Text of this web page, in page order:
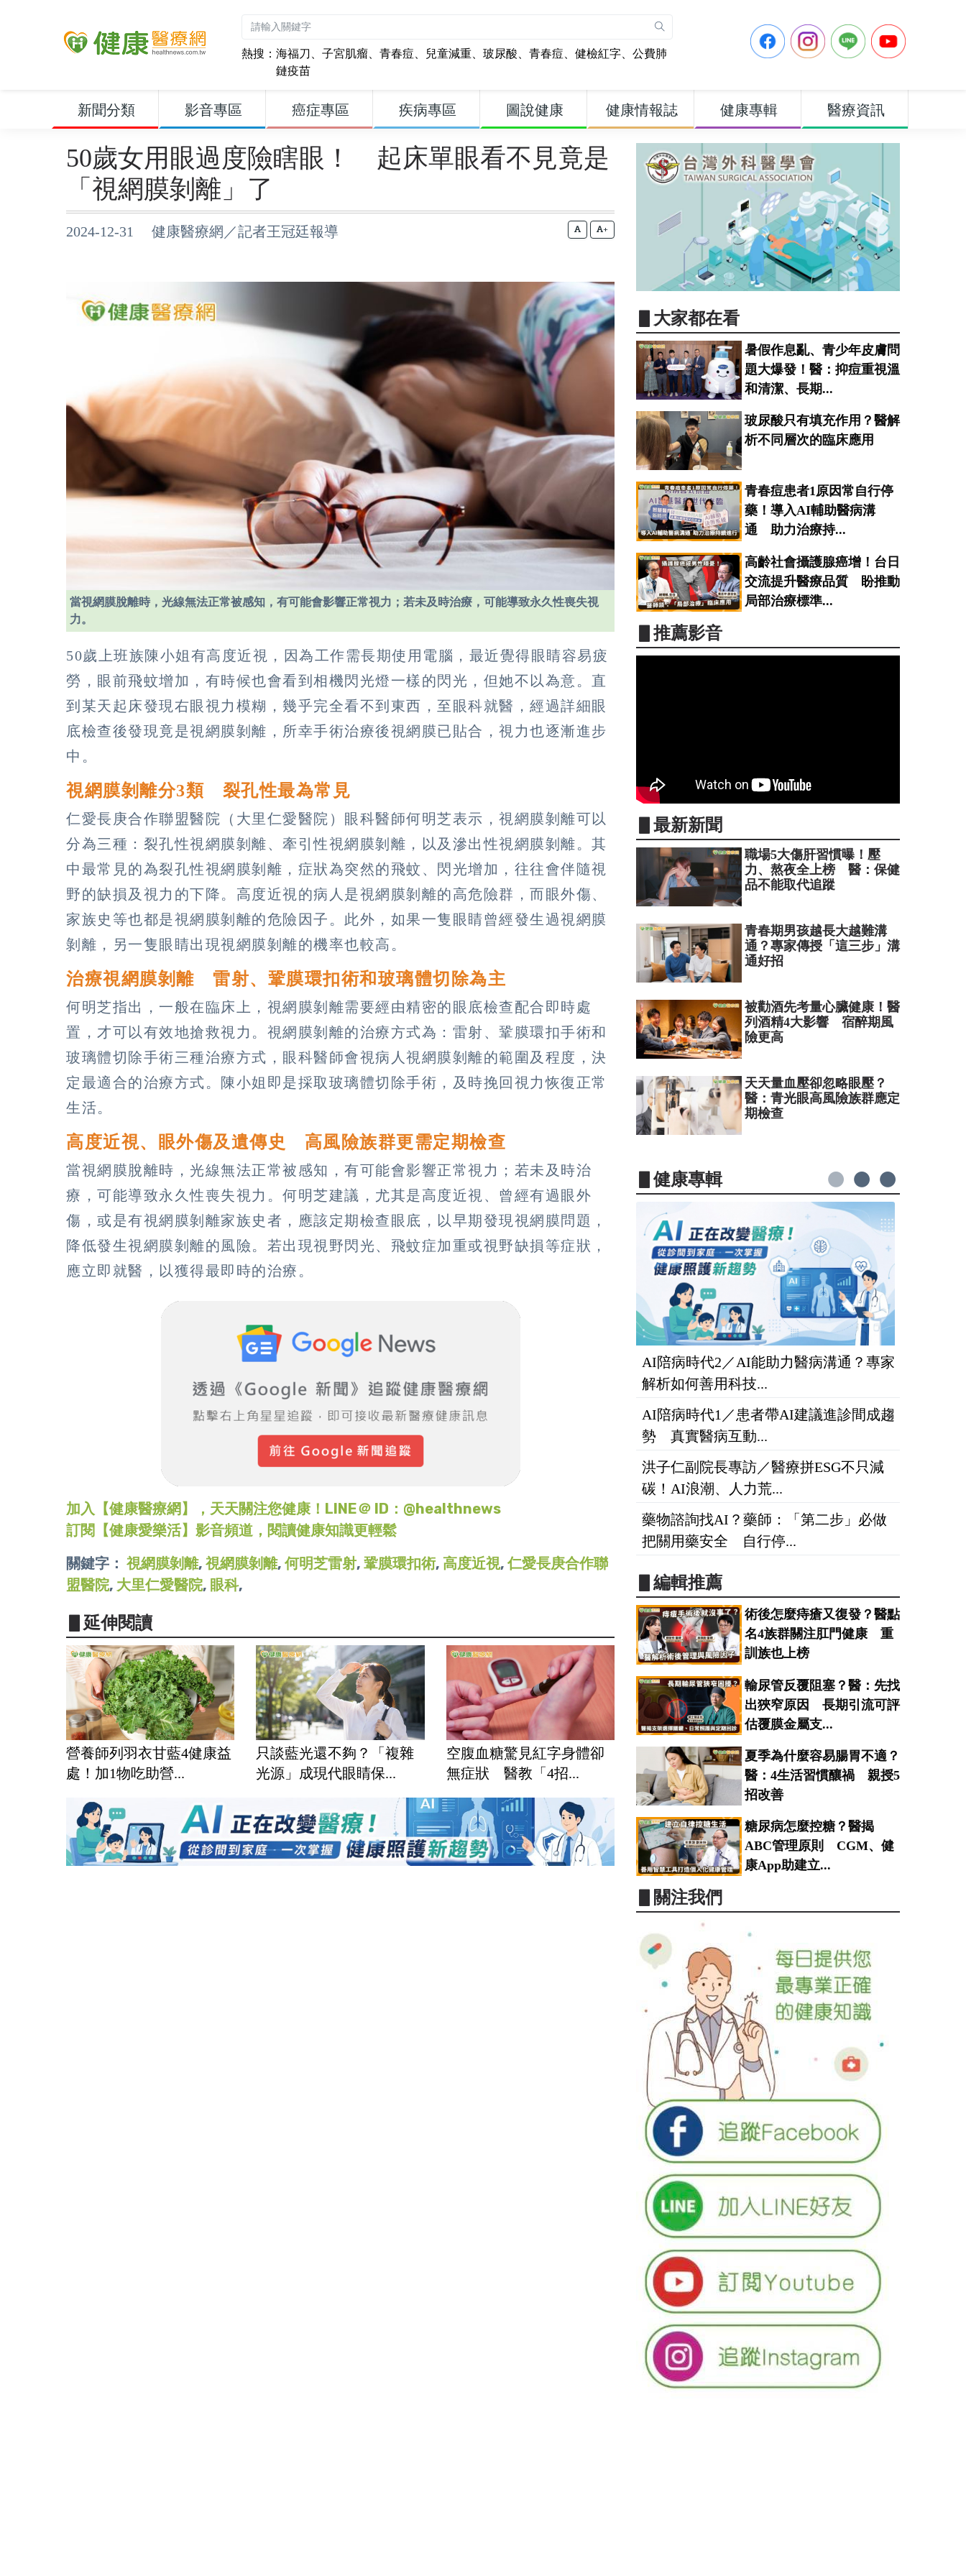
熱搜： 海福刀 、 子宮肌瘤、 青春痘、 兒童減重、 玻尿酸、 青春痘、 健檢紅字、 公費肺
鏈疫苗
新聞分類 影音專區 癌症專區 疾病專區 圖說健康 健康情報誌 健康專輯 醫療資訊
50歲女用眼過度險瞎眼！ 起床單眼看不見竟是
「視網膜剝離」了
2024-12-31 健康醫療網／記者王冠廷報導 +
當視網膜脫離時，光線無法正常被感知，有可能會影響正常視力；若未及時治療，可能導致永久性喪失視
力。
50歲上班族陳小姐有高度近視，因為工作需長期使用電腦，最近覺得眼睛容易疲
勞，眼前飛蚊增加，有時候也會看到相機閃光燈一樣的閃光，但她不以為意。直
到某天起床發現右眼視力模糊，幾乎完全看不到東西，至眼科就醫，經過詳細眼
底檢查後發現竟是視網膜剝離，所幸手術治療後視網膜已貼合，視力也逐漸進步
中。
視網膜剝離分3類 裂孔性最為常見
仁愛長庚合作聯盟醫院（大里仁愛醫院）眼科醫師何明芝表示，視網膜剝離可以
分為三種：裂孔性視網膜剝離、牽引性視網膜剝離，以及滲出性視網膜剝離。其
中最常見的為裂孔性視網膜剝離，症狀為突然的飛蚊、閃光增加，往往會伴隨視
野的缺損及視力的下降。高度近視的病人是視網膜剝離的高危險群，而眼外傷、
家族史等也都是視網膜剝離的危險因子。此外，如果一隻眼睛曾經發生過視網膜
剝離，另一隻眼睛出現視網膜剝離的機率也較高。
治療視網膜剝離 雷射、鞏膜環扣術和玻璃體切除為主
何明芝指出，一般在臨床上，視網膜剝離需要經由精密的眼底檢查配合即時處
置，才可以有效地搶救視力。視網膜剝離的治療方式為：雷射、鞏膜環扣手術和
玻璃體切除手術三種治療方式，眼科醫師會視病人視網膜剝離的範圍及程度，決
定最適合的治療方式。陳小姐即是採取玻璃體切除手術，及時挽回視力恢復正常
生活。
高度近視、眼外傷及遺傳史 高風險族群更需定期檢查
當視網膜脫離時，光線無法正常被感知，有可能會影響正常視力；若未及時治
療，可能導致永久性喪失視力。何明芝建議，尤其是高度近視、曾經有過眼外
傷，或是有視網膜剝離家族史者，應該定期檢查眼底，以早期發現視網膜問題，
降低發生視網膜剝離的風險。若出現視野閃光、飛蚊症加重或視野缺損等症狀，
應立即就醫，以獲得最即時的治療。
加入【健康醫療網】，天天關注您健康！LINE＠ ID：@healthnews
訂閱【健康愛樂活】影音頻道，閱讀健康知識更輕鬆
關鍵字： 視網膜剝離, 視網膜剝離, 何明芝雷射, 鞏膜環扣術, 高度近視,仁愛長庚合作聯
盟醫院, 大里仁愛醫院, 眼科,
▋延伸閱讀
營養師列羽衣甘藍4健康益
處！加1物吃助營...
只談藍光還不夠？「複雜
光源」成現代眼睛保...
空腹血糖驚見紅字身體卻
無症狀 醫教「4招...
▋大家都在看
暑假作息亂、青少年皮膚問
題大爆發！醫：抑痘重視溫
和清潔、長期...
玻尿酸只有填充作用？醫解
析不同層次的臨床應用
青春痘患者1原因常自行停
藥！導入AI輔助醫病溝
通 助力治療持...
高齡社會攝護腺癌增！台日
交流提升醫療品質 盼推動
局部治療標準...
▋推薦影音
▋最新新聞
職場5大傷肝習慣曝！壓
力、熬夜全上榜 醫：保健
品不能取代追蹤
青春期男孩越長大越難溝
通？專家傳授「這三步」溝
通好招
被勸酒先考量心臟健康！醫
列酒精4大影響 宿醉期風
險更高
天天量血壓卻忽略眼壓？
醫：青光眼高風險族群應定
期檢查
▋健康專輯
AI陪病時代2／AI能助力醫病溝通？專家
解析如何善用科技...
AI陪病時代1／患者帶AI建議進診間成趨
勢 真實醫病互動...
洪子仁副院長專訪／醫療拼ESG不只減
碳！AI浪潮、人力荒...
藥物諮詢找AI？藥師：「第二步」必做
把關用藥安全 自行停...
▋編輯推薦
術後怎麼痔瘡又復發？醫點
名4族群關注肛門健康 重
訓族也上榜
輸尿管反覆阻塞？醫：先找
出狹窄原因 長期引流可評
估覆膜金屬支...
夏季為什麼容易腸胃不適？
醫：4生活習慣釀禍 親授5
招改善
糖尿病怎麼控糖？醫揭
ABC管理原則 CGM、健
康App助建立...
▋關注我們